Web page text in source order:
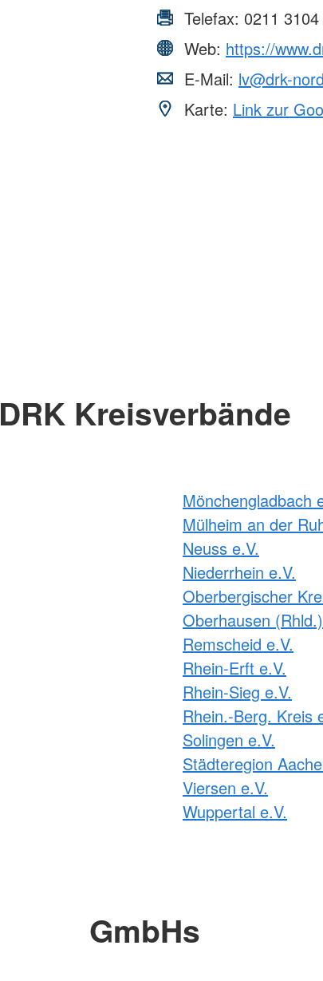
Telefax: 0211
Web: https://
E-Mail: lv@drk-
Karte: Link zur
DRK Kreisverbände
Mönchengladbach
Mülheim an der
Neuss e.V.
Niederrhein e.V.
Oberbergischer
Oberhausen
Remscheid e.V.
Rhein-Erft e.V.
Rhein-Sieg e.V.
Rhein.-Berg. Kreis
Solingen e.V.
Städteregion
Viersen e.V.
Wuppertal e.V.
GmbHs